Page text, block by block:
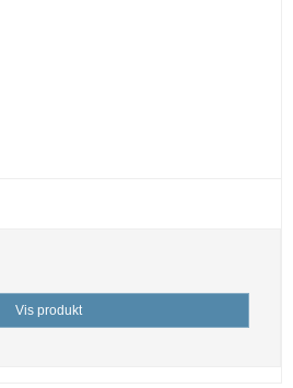
Vis produkt